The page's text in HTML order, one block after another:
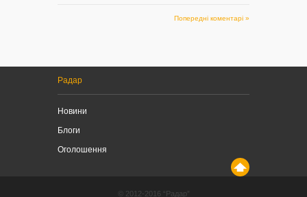
Попередні коментарі »
Радар
Новини
Блоги
Оголошення
© 2012-2016 “Радар”